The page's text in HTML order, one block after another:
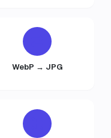
WebP → JPG